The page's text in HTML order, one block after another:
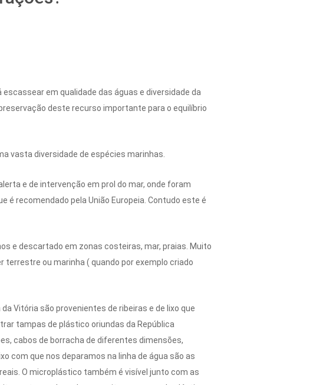
em qualidade das águas e diversidade da
deste recurso importante para o equilíbrio
vasta diversidade de espécies marinhas.
e de intervenção em prol do mar, onde foram
é recomendado pela União Europeia. Contudo este é
e descartado em zonas costeiras, mar, praias. Muito
ou marinha ( quando por exemplo criado
Vitória são provenientes de ribeiras e de lixo que
tampas de plástico oriundas da República
cabos de borracha de diferentes dimensões,
com que nos deparamos na linha de água são as
O microplástico também é visível junto com as